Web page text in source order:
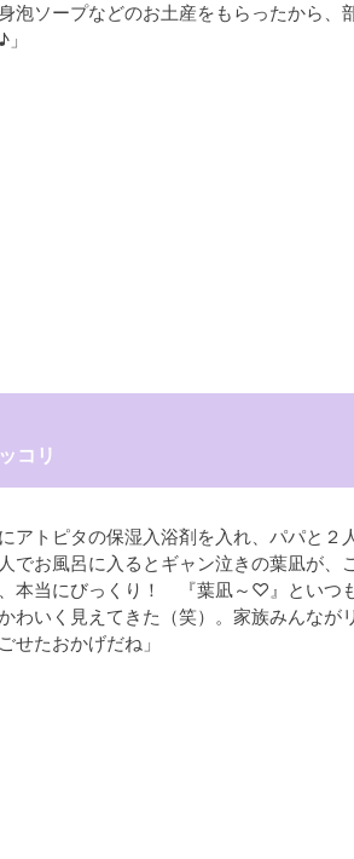
泡ソープなどのお土産をもらったから、
コリ
にアトピタの保湿入浴剤を入れ、パパと
でお風呂に入るとギャン泣きの葉凪が、
本当にびっくり！ 『葉凪～♡』といつ
わいく見えてきた（笑）。家族みんなが
せたおかげだね」